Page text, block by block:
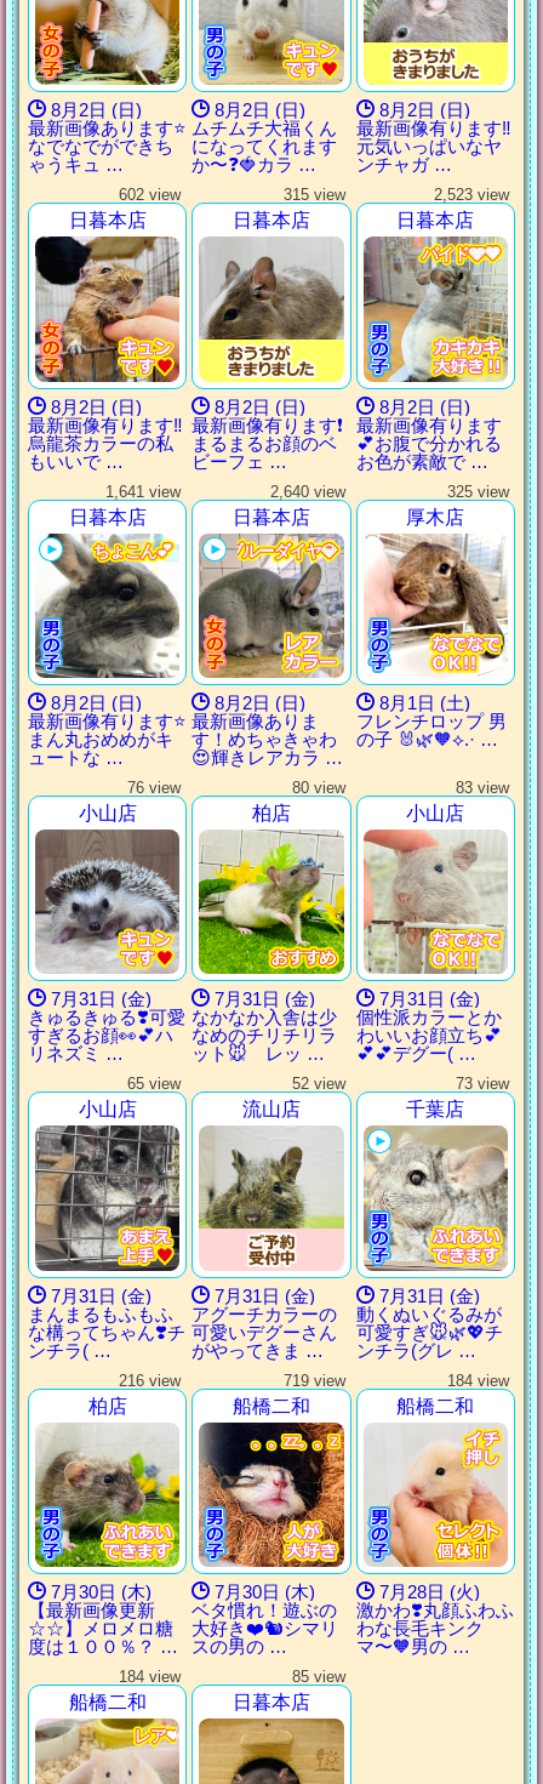
8月2日 (日)
最新画像あります⭐️
なでなでができち
ゃうキュ …
8月2日 (日)
ムチムチ大福くん
になってくれます
か〜❓🍓カラ …
8月2日 (日)
最新画像有ります‼️
元気いっぱいなヤ
ンチャガ …
602 view
日暮本店
8月2日 (日)
最新画像有ります‼️
烏龍茶カラーの私
もいいで …
315 view
日暮本店
8月2日 (日)
最新画像有ります❗️
まるまるお顔のベ
ビーフェ …
2,523 view
日暮本店
パイド🩶🖤
パイド🩶🖤
パイド🩶🖤
パイド🩶🖤
8月2日 (日)
最新画像有ります
💕お腹で分かれる
お色が素敵で …
1,641 view
日暮本店
ちょこん💕
ちょこん💕
ちょこん💕
ちょこん💕
8月2日 (日)
最新画像有ります⭐️
まん丸おめめがキ
ュートな …
2,640 view
日暮本店
ブルーダイヤ💎
ブルーダイヤ💎
ブルーダイヤ💎
ブルーダイヤ💎
8月2日 (日)
最新画像ありま
す！めちゃきゃわ
😍輝きレアカラ …
325 view
厚木店
8月1日 (土)
フレンチロップ 男
の子 🐰🌿‪🧡‬‪⟡.· …
76 view
小山店
7月31日 (金)
きゅるきゅる❣️可愛
すぎるお顔👀💕ハ
リネズミ …
80 view
柏店
7月31日 (金)
なかなか入舎は少
なめのチリチリラ
ット🐭 レッ …
83 view
小山店
7月31日 (金)
個性派カラーとか
わいいお顔立ち💕
💕💕デグー( …
65 view
小山店
7月31日 (金)
まんまるもふもふ
な構ってちゃん❣️チ
ンチラ( …
52 view
流山店
7月31日 (金)
アグーチカラーの
可愛いデグーさん
がやってきま …
73 view
千葉店
7月31日 (金)
動くぬいぐるみが
可愛すぎ🐭🌿💖チ
ンチラ(グレ …
216 view
柏店
7月30日 (木)
【最新画像更新
☆☆】メロメロ糖
度は１００％？ …
719 view
船橋二和
。。zz。。z
。。zz。。z
。。zz。。z
。。zz。。z
7月30日 (木)
ベタ慣れ！遊ぶの
大好き❤️🐿️シマリ
スの男の …
184 view
船橋二和
7月28日 (火)
激かわ❣️丸顔ふわふ
わな長毛キンク
マ〜🧡男の …
184 view
船橋二和
レア❤️
レア❤️
レア❤️
レア❤️
85 view
日暮本店